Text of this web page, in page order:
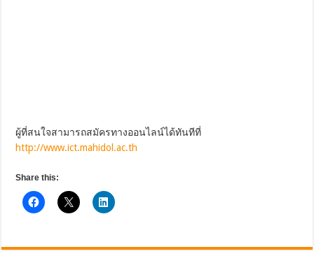
ผู้ที่สนใจสามารถสมัครทางออนไลน์ได้ทันทีที่
http://www.ict.mahidol.ac.th
Share this: